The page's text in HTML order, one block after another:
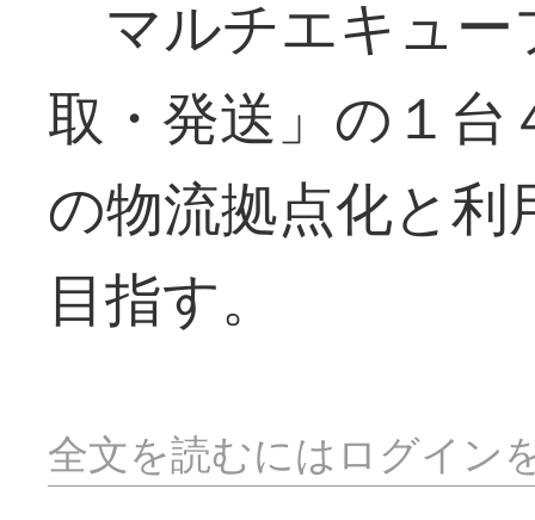
マルチエキュー
取・発送」の１台
の物流拠点化と
目指す。
全文を読むにはログイン